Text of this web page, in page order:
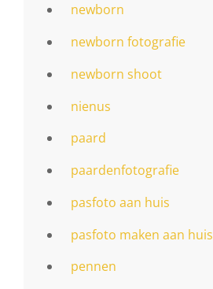
newborn
newborn fotografie
newborn shoot
nienus
paard
paardenfotografie
pasfoto aan huis
pasfoto maken aan huis
pennen